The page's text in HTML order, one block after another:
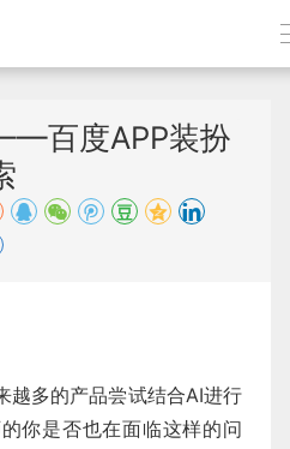
百度APP装扮
越多的产品尝试结合AI进行
你是否也在面临这样的问